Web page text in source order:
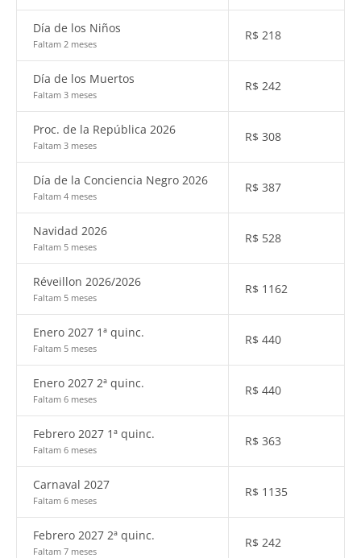
Día de los Niños
Faltam 2 meses
R$ 218
Día de los Muertos
Faltam 3 meses
R$ 242
Proc. de la República 2026
Faltam 3 meses
R$ 308
Día de la Conciencia Negro 2026
Faltam 4 meses
R$ 387
Navidad 2026
Faltam 5 meses
R$ 528
Réveillon 2026/2026
Faltam 5 meses
R$ 1162
Enero 2027 1ª quinc.
Faltam 5 meses
R$ 440
Enero 2027 2ª quinc.
Faltam 6 meses
R$ 440
Febrero 2027 1ª quinc.
Faltam 6 meses
R$ 363
Carnaval 2027
Faltam 6 meses
R$ 1135
Febrero 2027 2ª quinc.
Faltam 7 meses
R$ 242